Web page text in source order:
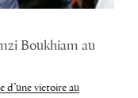
Boukhiam au
d’une victoire au